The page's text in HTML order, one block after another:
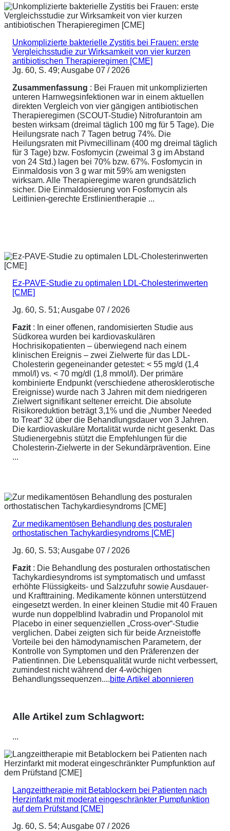
Unkomplizierte bakterielle Zystitis bei Frauen: erste
Vergleichsstudie zur Wirksamkeit von vier kurzen
antibiotischen Therapieregimen [CME]
Jg. 60, S. 49; Ausgabe 07 / 2026
Zusammenfassung : Bei Frauen mit unkomplizierten
unteren Harnwegsinfektionen war in einem aktuellen
direkten Vergleich von vier gängigen antibiotischen
Therapieregimen (SCOUT-Studie) Nitrofurantoin am
besten wirksam (dreimal täglich 100 mg für 5 Tage). Die
Heilungsrate nach 7 Tagen betrug 74%. Die
Heilungsraten mit Pivmecillinam (400 mg dreimal täglich
für 3 Tage) bzw. Fosfomycin (zweimal 3 g im Abstand
von 24 Std.) lagen bei 70% bzw. 67%. Fosfomycin in
Einmaldosis von 3 g war mit 59% am wenigsten
wirksam. Alle Therapieregime waren grundsätzlich
sicher. Die Einmaldosierung von Fosfomycin als
Leitlinien-gerechte Erstlinientherapie ...
Ez-PAVE-Studie zu optimalen LDL-Cholesterinwerten
[CME]
Jg. 60, S. 51; Ausgabe 07 / 2026
Fazit : In einer offenen, randomisierten Studie aus
Südkorea wurden bei kardiovaskulären
Hochrisikopatienten – überwiegend nach einem
klinischen Ereignis – zwei Zielwerte für das LDL-
Cholesterin gegeneinander getestet: < 55 mg/d (1,4
mmol/l) vs. < 70 mg/dl (1,8 mmol/l). Der primäre
kombinierte Endpunkt (verschiedene atherosklerotische
Ereignisse) wurde nach 3 Jahren mit dem niedrigeren
Zielwert signifikant seltener erreicht. Die absolute
Risikoreduktion beträgt 3,1% und die „Number Needed
to Treat“ 32 über die Behandlungsdauer von 3 Jahren.
Die kardiovaskuläre Mortalität wurde nicht gesenkt. Das
Studienergebnis stützt die Empfehlungen für die
Cholesterin-Zielwerte in der Sekundärprävention. Eine
...
Zur medikamentösen Behandlung des posturalen
orthostatischen Tachykardiesyndroms [CME]
Jg. 60, S. 53; Ausgabe 07 / 2026
Fazit : Die Behandlung des posturalen orthostatischen
Tachykardiesyndroms ist symptomatisch und umfasst
erhöhte Flüssigkeits- und Salzzufuhr sowie Ausdauer-
und Krafttraining. Medikamente können unterstützend
eingesetzt werden. In einer kleinen Studie mit 40 Frauen
wurde nun doppelblind Ivabradin und Propanolol mit
Placebo in einer sequenziellen „Cross-over“-Studie
verglichen. Dabei zeigten sich für beide Arzneistoffe
Vorteile bei den hämodynamischen Parametern, der
Kontrolle von Symptomen und den Präferenzen der
Patientinnen. Die Lebensqualität wurde nicht verbessert,
zumindest nicht während der 4-wöchigen
Behandlungssequenzen....bitte Artikel abonnieren
Alle Artikel zum Schlagwort:
...
Langzeittherapie mit Betablockern bei Patienten nach
Herzinfarkt mit moderat eingeschränkter Pumpfunktion
auf dem Prüfstand [CME]
Jg. 60, S. 54; Ausgabe 07 / 2026